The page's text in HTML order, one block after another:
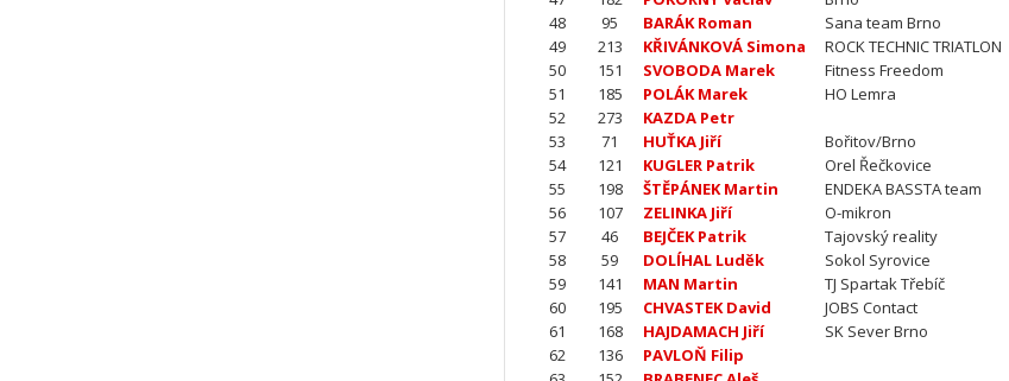
48
95 BARÁK Roman Sana team Brno
49
213 KŘIVÁNKOVÁ Simona ROCK TECHNIC TRIATLON
50
151 SVOBODA Marek Fitness Freedom
51
185 POLÁK Marek HO Lemra
52
273 KAZDA Petr
53
71 HUŤKA Jiří Bořitov/Brno
54
121 KUGLER Patrik Orel Řečkovice
55
198 ŠTĚPÁNEK Martin ENDEKA BASSTA team
56
107 ZELINKA Jiří O-mikron
57
46 BEJČEK Patrik Tajovský reality
58
59 DOLÍHAL Luděk Sokol Syrovice
59
141 MAN Martin TJ Spartak Třebíč
60
195 CHVASTEK David JOBS Contact
61
168 HAJDAMACH Jiří SK Sever Brno
62
136 PAVLOŇ Filip